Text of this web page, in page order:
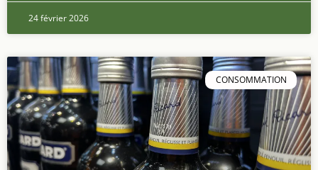
24 février 2026
CONSOMMATION